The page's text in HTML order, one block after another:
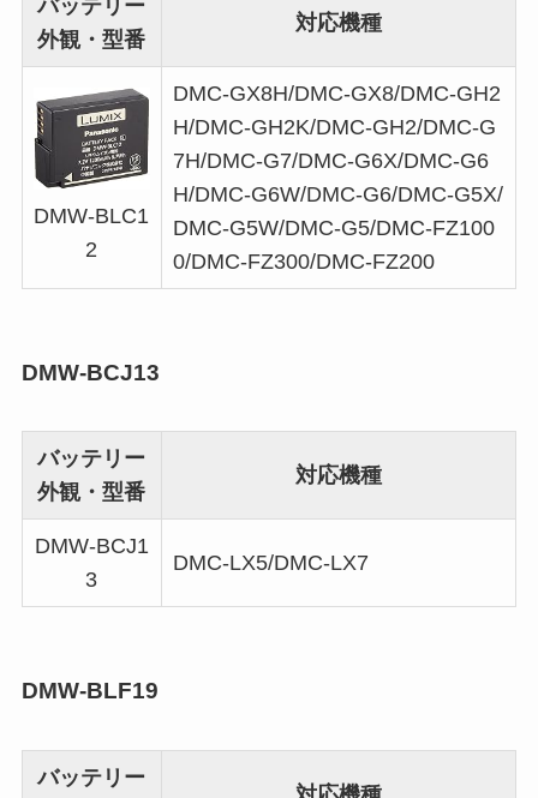
バッテリー
外観・型番
対応機種
DMW-BLC1
2
DMC-GX8H/DMC-GX8/DMC-GH2
H/DMC-GH2K/DMC-GH2/DMC-G
7H/DMC-G7/DMC-G6X/DMC-G6
H/DMC-G6W/DMC-G6/DMC-G5X/
DMC-G5W/DMC-G5/DMC-FZ100
0/DMC-FZ300/DMC-FZ200
DMW-BCJ13
バッテリー
外観・型番
対応機種
DMW-BCJ1
3
DMC-LX5/DMC-LX7
DMW-BLF19
バッテリー